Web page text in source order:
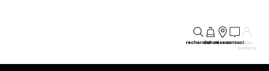
rechercheachatréseaucontactmon
compte